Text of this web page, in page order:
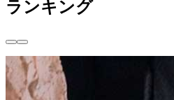
ランキング